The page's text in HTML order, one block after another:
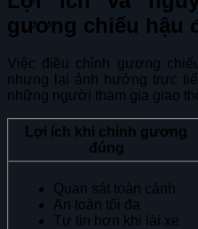
gương chiếu hậu
Việc điều chỉnh gương
nhưng lại ảnh hưởng trực
những người tham gia giao
Lợi ích khi chỉnh gương
đúng
Quan sát toàn cảnh
An toàn tối đa
Tự tin hơn khi lái xe